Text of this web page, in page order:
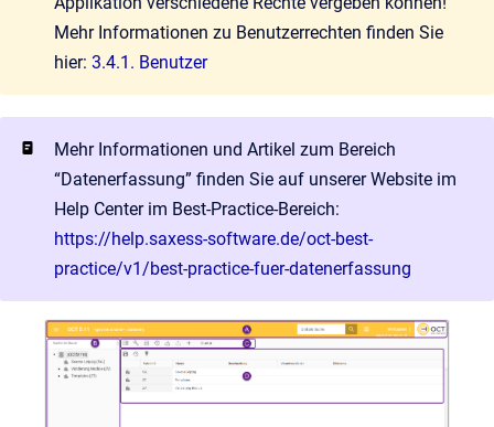
Mehr Informationen zu Benutzerrechten finden Sie
hier: 3.4.1. Benutzer
Mehr Informationen und Artikel zum Bereich
“Datenerfassung” finden Sie auf unserer Website im
Help Center im Best-Practice-Bereich:
https://help.saxess-software.de/oct-best-
practice/v1/best-practice-fuer-datenerfassung